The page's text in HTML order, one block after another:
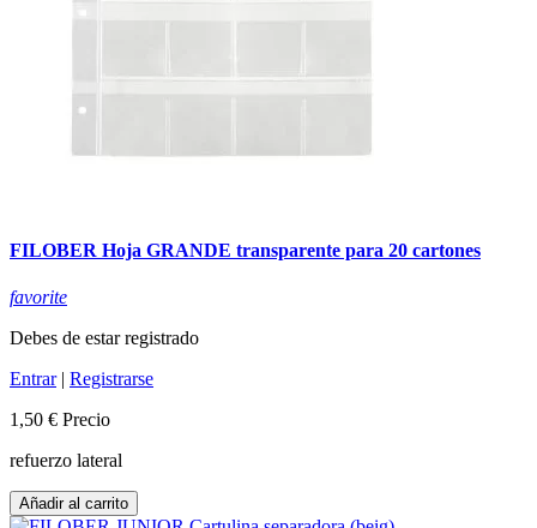
FILOBER Hoja GRANDE transparente para 20 cartones
favorite
Debes de estar registrado
Entrar| Registrarse
1,50 € Precio
refuerzo lateral
Añadir al carrito